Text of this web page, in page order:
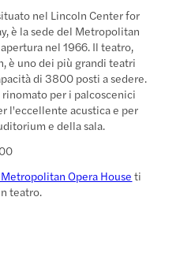
nel Lincoln Center for
è la sede del Metropolitan
nel 1966. Il teatro,
è uno dei più grandi teatri
di 3800 posti a sedere.
per i palcoscenici
l'eccellente acustica e per
e della sala.
Opera House ti
teatro.